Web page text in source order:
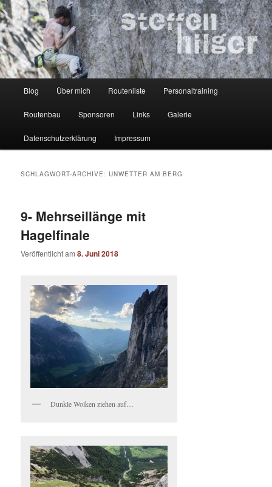
Zum
Inhalt
wechseln
Zum
sekundären
Inhalt
wechselnSteffen Hilger
Kletterer – Routenbauer – Trainer
Blog Über mich Routenliste Personaltraining
Routenbau Sponsoren Links Galerie
Datenschutzerklärung Impressum
SCHLAGWORT-ARCHIVE:UNWETTER AM BERG
9- Mehrseillänge mit
Hagelfinale
Veröffentlicht am8. Juni 2018
Dunkle Wolken ziehen auf…